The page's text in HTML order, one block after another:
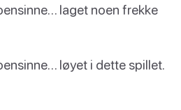
laget noen frekke
løyet i dette spillet.